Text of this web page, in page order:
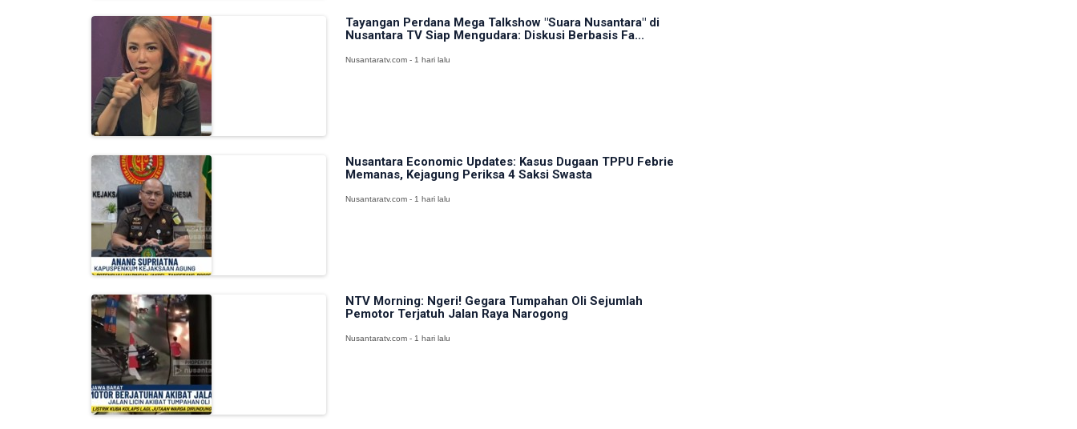
Tayangan Perdana Mega Talkshow "Suara Nusantara" di
Nusantara TV Siap Mengudara: Diskusi Berbasis Fa...
Nusantaratv.com - 1 hari lalu
Nusantara Economic Updates: Kasus Dugaan TPPU Febrie
Memanas, Kejagung Periksa 4 Saksi Swasta
Nusantaratv.com - 1 hari lalu
NTV Morning: Ngeri! Gegara Tumpahan Oli Sejumlah
Pemotor Terjatuh Jalan Raya Narogong
Nusantaratv.com - 1 hari lalu